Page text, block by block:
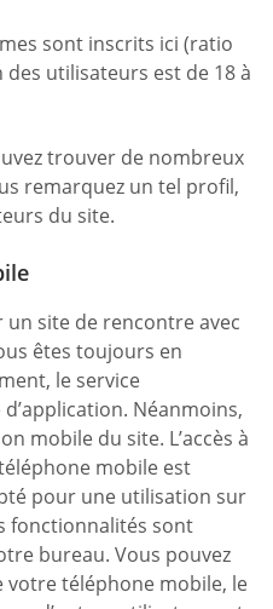
sont inscrits ici (ratio
des utilisateurs est de 18 à
trouver de nombreux
remarquez un tel profil,
du site.
un site de rencontre avec
êtes toujours en
le service
Néanmoins,
mobile du site. L’accès à
mobile est
pour une utilisation sur
fonctionnalités sont
bureau. Vous pouvez
téléphone mobile, le